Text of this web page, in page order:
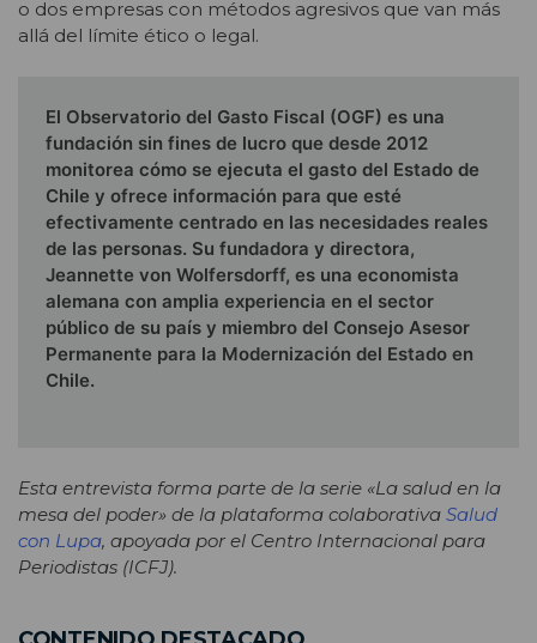
o dos empresas con métodos agresivos que van más
allá del límite ético o legal.
El Observatorio del Gasto Fiscal (OGF) es una
fundación sin fines de lucro que desde 2012
monitorea cómo se ejecuta el gasto del Estado de
Chile y ofrece información para que esté
efectivamente centrado en las necesidades reales
de las personas. Su fundadora y directora,
Jeannette von Wolfersdorff, es una economista
alemana con amplia experiencia en el sector
público de su país y miembro del Consejo Asesor
Permanente para la Modernización del Estado en
Chile.
Esta entrevista forma parte de la serie «La salud en la
mesa del poder» de la plataforma colaborativa Salud
con Lupa, apoyada por el Centro Internacional para
Periodistas (ICFJ).